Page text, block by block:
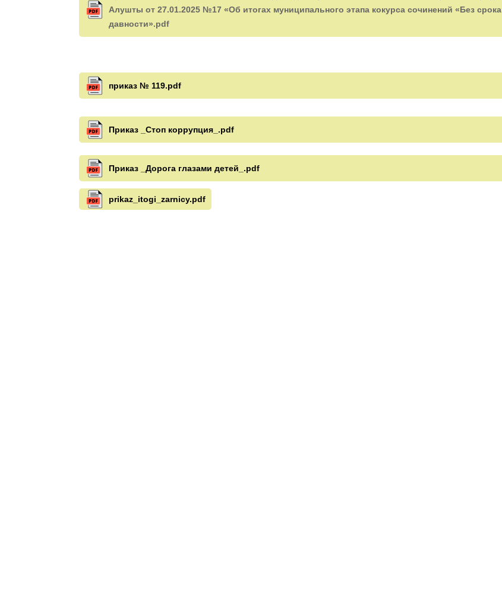
Алушты от 27.01.2025 №17 «Об итогах муниципального этапа кокурса сочинений «Без срока
давности».pdf
приказ № 119.pdf
Приказ _Стоп коррупция_.pdf
Приказ _Дорога глазами детей_.pdf
prikaz_itogi_zarnicy.pdf